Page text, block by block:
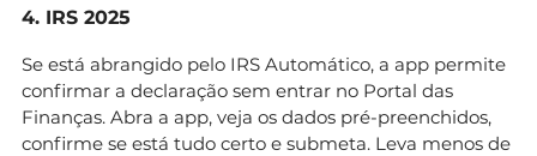
4. IRS 2025
Se está abrangido pelo IRS Automático, a app permite
confirmar a declaração sem entrar no Portal das
Finanças. Abra a app, veja os dados pré-preenchidos,
confirme se está tudo certo e submeta. Leva menos de